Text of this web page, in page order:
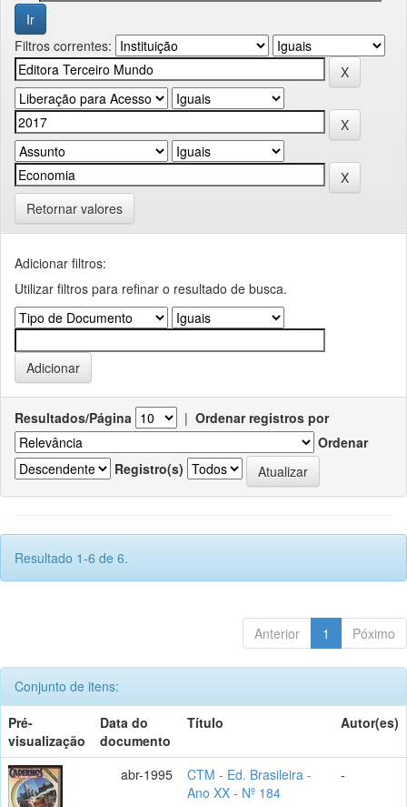
Filtros correntes:
Retornar valores
Adicionar filtros:
Utilizar filtros para refinar o resultado de busca.
Resultados/Página | Ordenar registros por
Ordenar
Registro(s)
Resultado 1-6 de 6.
Anterior 1 Póximo
Conjunto de itens:
Pré-
visualização
Data do
documento
Título Autor(es)
abr-1995
CTM - Ed. Brasileira -
Ano XX - Nº 184
-